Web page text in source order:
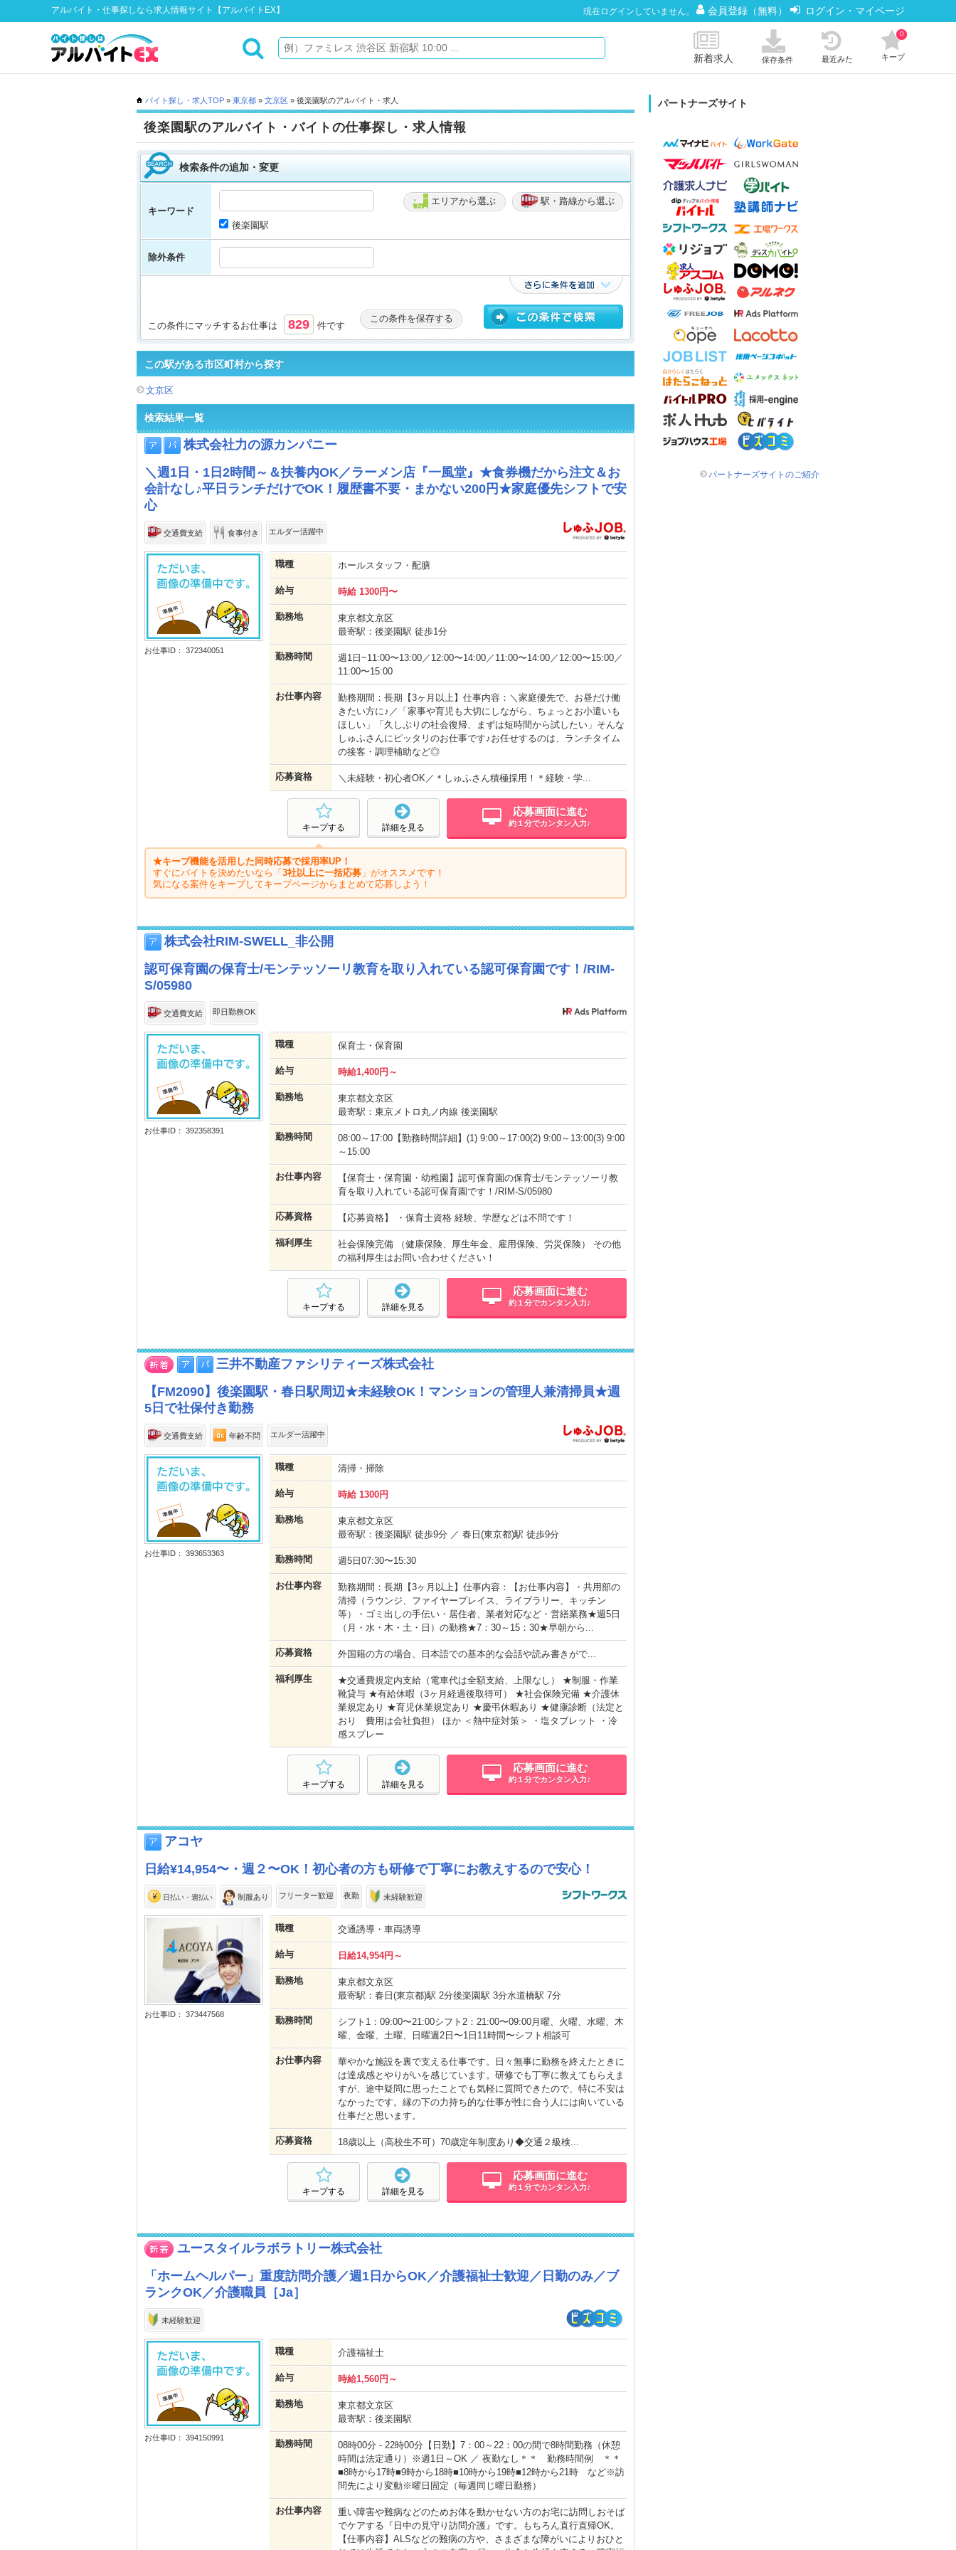
アルバイト・仕事探しなら求人情報サイト【アルバイトEX】 現在ログインしていません。 会員登録（無料） ログイン・マイページ
新着求人 保存条件 最近みた キープ
0
バイト探し・求人TOP » 東京都 » 文京区 » 後楽園駅のアルバイト・求人
後楽園駅のアルバイト・バイトの仕事探し・求人情報
検索条件の追加・変更
キーワード
エリアから選ぶ 駅・路線から選ぶ
後楽園駅
除外条件
この条件にマッチするお仕事は 829 件です
この条件を保存する
この駅がある市区町村から探す
文京区
検索結果一覧
株式会社力の源カンパニー
＼週1日・1日2時間～＆扶養内OK／ラーメン店『一風堂』★食券機だから注文＆お
会計なし♪平日ランチだけでOK！履歴書不要・まかない200円★家庭優先シフトで安
心
交通費支給 食事付き エルダー活躍中
お仕事ID： 372340051
職種 ホールスタッフ・配膳
給与 時給 1300円〜
勤務地
東京都文京区
最寄駅：後楽園駅 徒歩1分
勤務時間
週1日~11:00〜13:00／12:00〜14:00／11:00〜14:00／12:00〜15:00／
11:00〜15:00
お仕事内容
勤務期間：長期【3ヶ月以上】仕事内容：＼家庭優先で、お昼だけ働
きたい方に♪／「家事や育児も大切にしながら、ちょっとお小遣いも
ほしい」「久しぶりの社会復帰、まずは短時間から試したい」そんな
しゅふさんにピッタリのお仕事です♪お任せするのは、ランチタイム
の接客・調理補助など◎
応募資格 ＼未経験・初心者OK／＊しゅふさん積極採用！＊経験・学...
応募画面に進む
約１分でカンタン入力♪
詳細を見る
キープする
★キープ機能を活用した同時応募で採用率UP！
すぐにバイトを決めたいなら「 3社以上に一括応募 」がオススメです！
気になる案件をキープしてキープページからまとめて応募しよう！
株式会社RIM-SWELL_非公開
認可保育園の保育士/モンテッソーリ教育を取り入れている認可保育園です！/RIM-
S/05980
交通費支給 即日勤務OK
お仕事ID： 392358391
職種 保育士・保育園
給与 時給1,400円～
勤務地
東京都文京区
最寄駅：東京メトロ丸ノ内線 後楽園駅
勤務時間
08:00～17:00【勤務時間詳細】(1) 9:00～17:00(2) 9:00～13:00(3) 9:00
～15:00
お仕事内容
【保育士・保育園・幼稚園】認可保育園の保育士/モンテッソーリ教
育を取り入れている認可保育園です！/RIM-S/05980
応募資格 【応募資格】 ・保育士資格 経験、学歴などは不問です！
福利厚生
社会保険完備 （健康保険、厚生年金、雇用保険、労災保険） その他
の福利厚生はお問い合わせください！
応募画面に進む
約１分でカンタン入力♪
詳細を見る
キープする
三井不動産ファシリティーズ株式会社
【FM2090】後楽園駅・春日駅周辺★未経験OK！マンションの管理人兼清掃員★週
5日で社保付き勤務
交通費支給 年齢不問 エルダー活躍中
お仕事ID： 393653363
職種 清掃・掃除
給与 時給 1300円
勤務地
東京都文京区
最寄駅：後楽園駅 徒歩9分 ／ 春日(東京都)駅 徒歩9分
勤務時間 週5日07:30〜15:30
お仕事内容
勤務期間：長期【3ヶ月以上】仕事内容：【お仕事内容】・共用部の
清掃（ラウンジ、ファイヤープレイス、ライブラリー、キッチン
等）・ゴミ出しの手伝い・居住者、業者対応など・営繕業務★週5日
（月・水・木・土・日）の勤務★7：30～15：30★早朝から...
応募資格 外国籍の方の場合、日本語での基本的な会話や読み書きがで...
福利厚生
★交通費規定内支給（電車代は全額支給、上限なし） ★制服・作業
靴貸与 ★有給休暇（3ヶ月経過後取得可） ★社会保険完備 ★介護休
業規定あり ★育児休業規定あり ★慶弔休暇あり ★健康診断（法定と
おり 費用は会社負担） ほか ＜熱中症対策＞ ・塩タブレット ・冷
感スプレー
応募画面に進む
約１分でカンタン入力♪
詳細を見る
キープする
アコヤ
日給¥14,954〜・週２〜OK！初心者の方も研修で丁寧にお教えするので安心！
日払い・週払い 制服あり フリーター歓迎 夜勤 未経験歓迎
お仕事ID： 373447568
職種 交通誘導・車両誘導
給与 日給14,954円～
勤務地
東京都文京区
最寄駅：春日(東京都)駅 2分後楽園駅 3分水道橋駅 7分
勤務時間
シフト1：09:00〜21:00シフト2：21:00〜09:00月曜、火曜、水曜、木
曜、金曜、土曜、日曜週2日〜1日11時間〜シフト相談可
お仕事内容
華やかな施設を裏で支える仕事です。日々無事に勤務を終えたときに
は達成感とやりがいを感じています。研修でも丁寧に教えてもらえま
すが、途中疑問に思ったことでも気軽に質問できたので、特に不安は
なかったです。縁の下の力持ち的な仕事が性に合う人には向いている
仕事だと思います。
応募資格 18歳以上（高校生不可）70歳定年制度あり◆交通２級検...
応募画面に進む
約１分でカンタン入力♪
詳細を見る
キープする
ユースタイルラボラトリー株式会社
「ホームヘルパー」重度訪問介護／週1日からOK／介護福祉士歓迎／日勤のみ／ブ
ランクOK／介護職員［Ja］
未経験歓迎
お仕事ID： 394150991
職種 介護福祉士
給与 時給1,560円～
勤務地
東京都文京区
最寄駅：後楽園駅
勤務時間
08時00分 - 22時00分【日勤】7：00～22：00の間で8時間勤務（休憩
時間は法定通り）※週1日～OK ／ 夜勤なし＊＊ 勤務時間例 ＊＊
■8時から17時■9時から18時■10時から19時■12時から21時 など※訪
問先により変動※曜日固定（毎週同じ曜日勤務）
お仕事内容
重い障害や難病などのためお体を動かせない方のお宅に訪問しおそば
でケアする『日中の見守り訪問介護』です。もちろん直行直帰OK。
【仕事内容】ALSなどの難病の方や、さまざまな障がいによりおひと
パートナーズサイト
パートナーズサイトのご紹介